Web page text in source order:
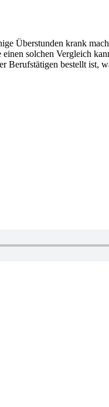
Überstunden krank
solchen Vergleich
Berufstätigen bestellt ist,